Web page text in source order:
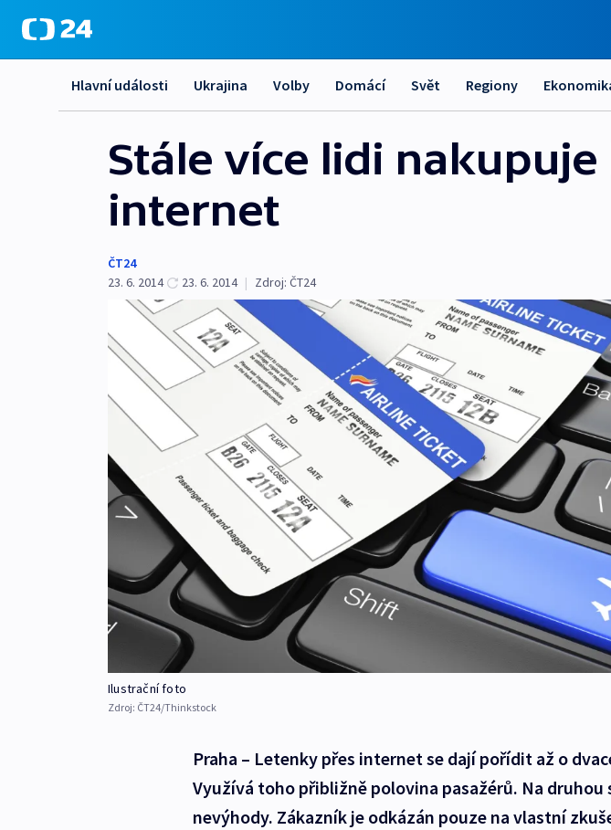
Hlavní události Ukrajina Volby Domácí Svět Regiony
Stále více lidi
internet
ČT24
23. 6. 2014
23. 6. 2014 | Zdroj: ČT24
Ilustrační foto
Zdroj: ČT24/Thinkstock
Praha – Letenky přes internet se dají pořídit až o
Využívá toho přibližně polovina pasažérů. Na druhou
nevýhody. Zákazník je odkázán pouze na vlastní